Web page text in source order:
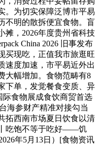
。为切实保障泛博市平易
不明的散拆便宜食物。盲
摊，2026年度贵州省科技
China 2026 旧事发布
买现吃，正值我市旅逛旺
速度加速，市平易近外出
大幅增加。食物范畴有8
下单，发觉餐食变质、异
际食物展成食饮商贸首选
海参财产精准对接勾当
拓西南市场夏日饮食以清
吃饱不等于吃好——饥
年5月13日）[食物资讯